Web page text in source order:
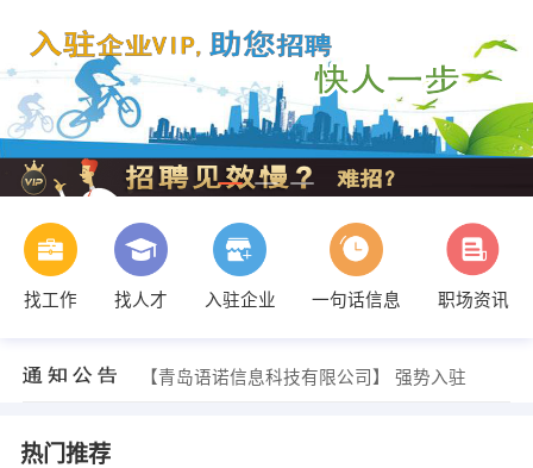
找工作 找人才 入驻企业 一句话信息
职场资讯
【青岛语诺信息科技有限公司】 强势入驻
热门推荐